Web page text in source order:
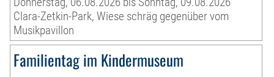
Clara-Zetkin-Park, Wiese schräg gegenüber vom
Musikpavillon
Familientag im Kindermuseum